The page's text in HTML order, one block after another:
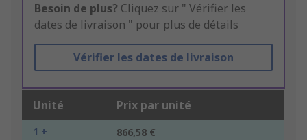
Besoin de plus? Cliquez sur " Vérifier les
dates de livraison " pour plus de détails
Vérifier les dates de livraison
Unité Prix par unité
1 + 866,58 €